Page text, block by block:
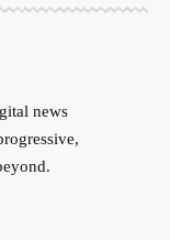
news